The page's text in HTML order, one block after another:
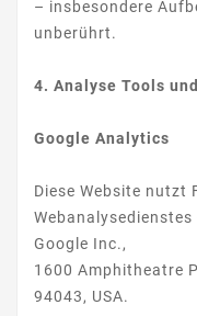
– insbesondere
unberührt.
4. Analyse Tools
Google Analytics
Diese Website nutzt
Google Inc.,
1600 Amphitheatre
94043, USA.